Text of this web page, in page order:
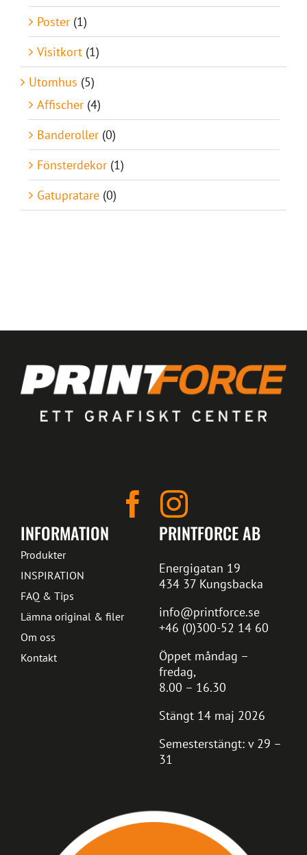
Poster (1)
Visitkort (1)
Utomhus (5)
Affischer (4)
Banderoller (0)
Fönsterdekor (1)
Gatupratare (0)
PRINTFORCE AB
Energigatan 19
434 37 Kungsbacka
info@printforce.se
+46 (0)300-52 14 60
Öppet måndag –
fredag,
8.00 – 16.30
Stängt 14 maj 2026
Semesterstängt: v 29 –
31
INFORMATION
Produkter
INSPIRATION
FAQ & Tips
Lämna original & filer
Om oss
Kontakt